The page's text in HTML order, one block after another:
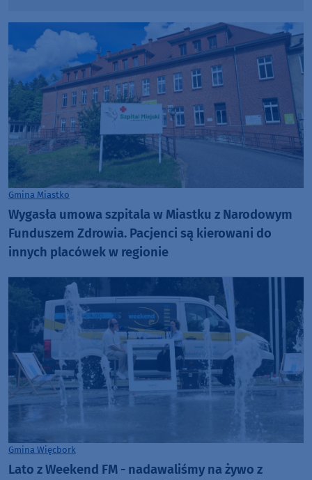
Gmina Miastko
Wygasła umowa szpitala w Miastku z Narodowym
Funduszem Zdrowia. Pacjenci są kierowani do
innych placówek w regionie
Gmina Więcbork
Lato z Weekend FM - nadawaliśmy na żywo z